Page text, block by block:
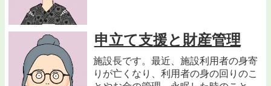
申立て支援と財産管理
施設長です。最近、施設利用者の身寄
りが亡くなり、利用者の身の回りのこ